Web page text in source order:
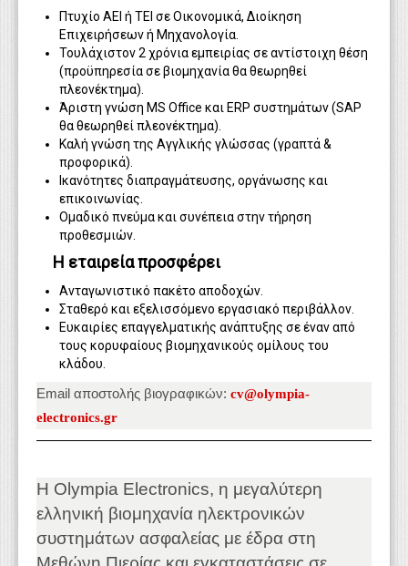
Πτυχίο ΑΕΙ ή ΤΕΙ σε Οικονομικά, Διοίκηση
Επιχειρήσεων ή Μηχανολογία.
Τουλάχιστον 2 χρόνια εμπειρίας σε αντίστοιχη θέση
(προϋπηρεσία σε βιομηχανία θα θεωρηθεί
πλεονέκτημα).
Άριστη γνώση MS Office και ERP συστημάτων (SAP
θα θεωρηθεί πλεονέκτημα).
Καλή γνώση της Αγγλικής γλώσσας (γραπτά &
προφορικά).
Ικανότητες διαπραγμάτευσης, οργάνωσης και
επικοινωνίας.
Ομαδικό πνεύμα και συνέπεια στην τήρηση
προθεσμιών.
Η εταιρεία προσφέρει
Ανταγωνιστικό πακέτο αποδοχών.
Σταθερό και εξελισσόμενο εργασιακό περιβάλλον.
Ευκαιρίες επαγγελματικής ανάπτυξης σε έναν από
τους κορυφαίους βιομηχανικούς ομίλους του
κλάδου.
Email αποστολής βιογραφικών: cv@olympia-
electronics.gr
Η Olympia Electronics, η μεγαλύτερη
ελληνική βιομηχανία ηλεκτρονικών
συστημάτων ασφαλείας με έδρα στη